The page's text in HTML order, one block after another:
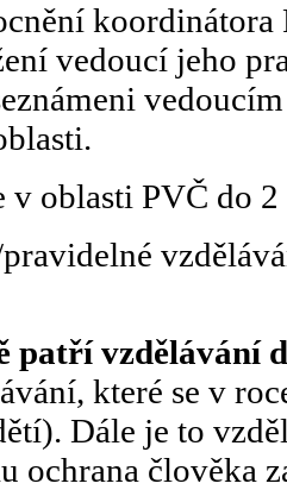
koordinátora
vedoucí jeho
v oblasti PVČ do
patří vzdělávání
které se v
Dále je to
ochrana člověka